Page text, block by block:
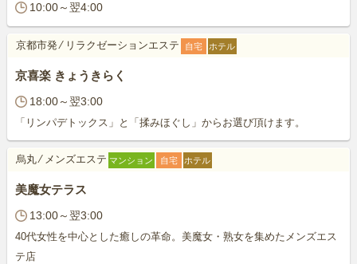
10:00～翌4:00
京都市発 ⁄ リラクゼーションエステ ホテル
自宅
京喜楽 きょうきらく
18:00～翌3:00
「リンパデトックス」と「揉みほぐし」からお選び頂けます。
烏丸⁄ メンズエステ ホテル
自宅
マンション
美魔女テラス
13:00～翌3:00
40代女性を中心とした癒しの革命。美魔女・熟女を集めたメンズエス
テ店